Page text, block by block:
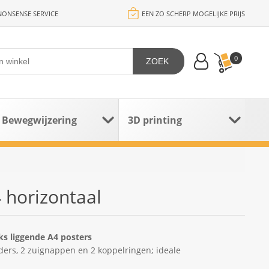
SERVICE EEN ZO SCHERP MOGELIJKE PRIJS
0
ZOEK
Bewegwijzering 3D printing
horizontaal
liggende A4 posters
2 zuignappen en 2 koppelringen; ideale